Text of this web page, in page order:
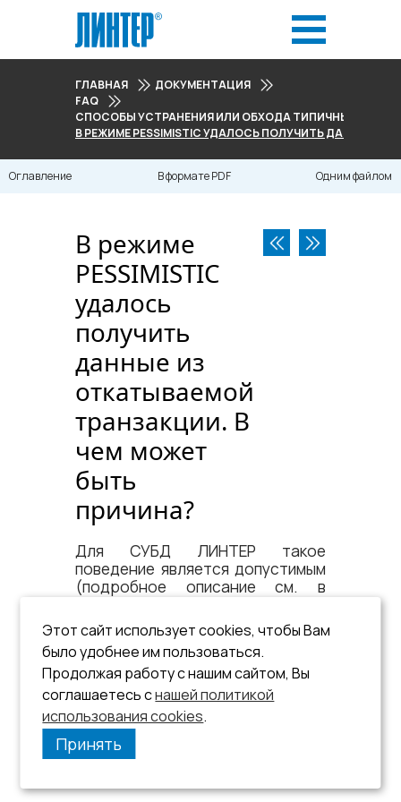
ГЛАВНАЯ
ДОКУМЕНТАЦИЯ
FAQ
СПОСОБЫ УСТРАНЕНИЯ ИЛИ ОБХОДА ТИПИЧНЫХ
В РЕЖИМЕ PESSIMISTIC УДАЛОСЬ ПОЛУЧИТЬ ДАННЫЕ
Оглавление В формате PDF Одним файлом
В режиме
PESSIMISTIC
удалось
получить
данные из
откатываемой
транзакции. В
чем может
быть
причина?
Для СУБД ЛИНТЕР такое
поведение является допустимым
(подробное описание см. в
пункт«Пессимистичный режим»).
Этот сайт использует cookies, чтобы Вам
было удобнее им пользоваться.
Продолжая работу с нашим сайтом, Вы
соглашаетесь снашей политикой
использования cookies.
Принять